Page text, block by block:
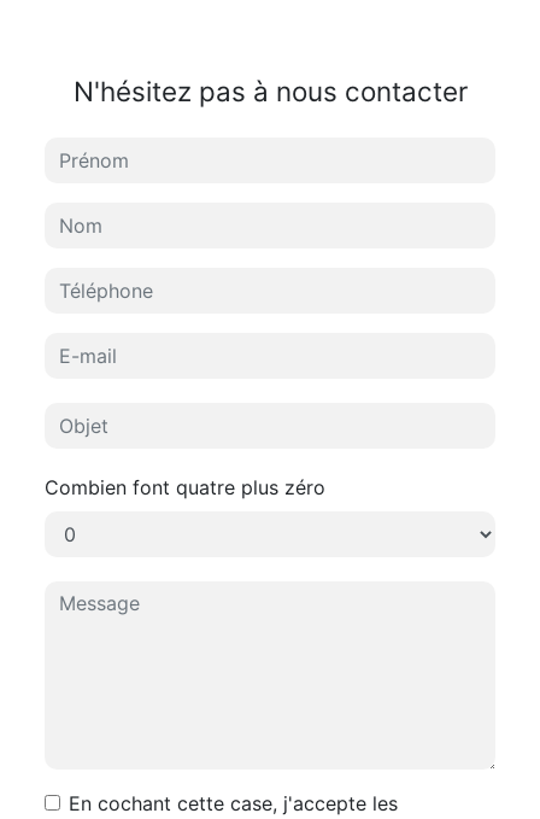
N'hésitez pas à nous contacter
Combien font quatre plus zéro
En cochant cette case, j'accepte les